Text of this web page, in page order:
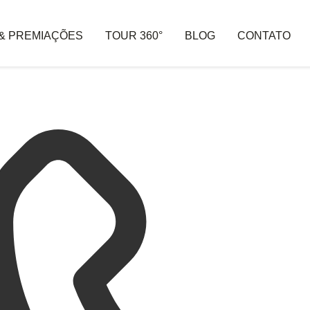
PREMIAÇÕES TOUR 360° BLOG
CONTATO
& INTERIORES